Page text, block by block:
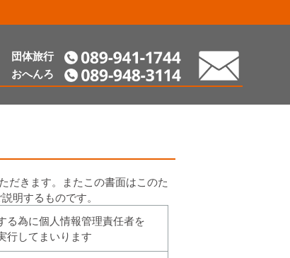
団体旅行 089-941-1744
おへんろ 089-948-3114
mail
だきます。またこの書面はこのた
明するものです。
る為に個人情報管理責任者を
行してまいります